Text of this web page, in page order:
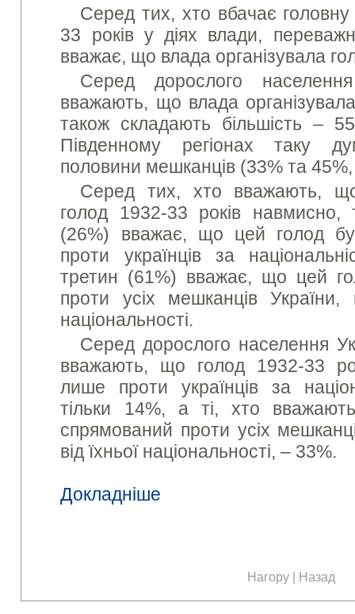
Серед тих, хто вбачає
33 років у діях влади,
вважає, що влада організувала
Серед дорослого
вважають, що влада
також складають більшість –
Південному регіонах таку
половини мешканців (33% та 45%,
Серед тих, хто вважають, що
голод 1932-33 років навмисно,
(26%) вважає, що цей голод
проти українців за
третин (61%) вважає, що цей
проти усіх мешканців України,
національності.
Серед дорослого населення
вважають, що голод 1932-33
лише проти українців за
тільки 14%, а ті, хто
спрямований проти усіх
від їхньої національності, – 33%.
Докладніше
Нагору | Назад